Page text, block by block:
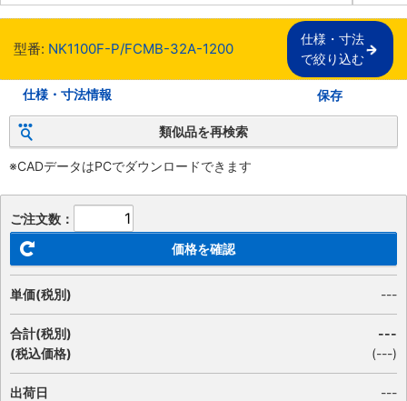
型番: NK1100F-P/FCMB-32A-1200
仕様・寸法
で絞り込む
仕様・寸法情報 保存
類似品を再検索
※CADデータはPCでダウンロードできます
ご注文数：
価格を確認
単価(税別) ---
合計(税別)
(税込価格)
---
(---)
出荷日
---